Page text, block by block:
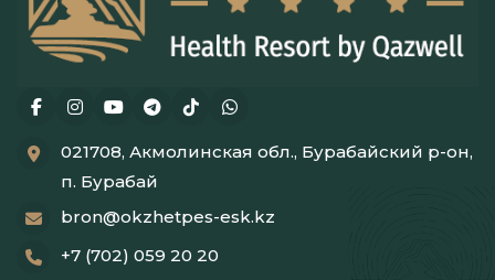
021708, Акмолинская обл., Бурабайский р-он,
п. Бурабай
bron@okzhetpes-esk.kz
+7 (702) 059 20 20